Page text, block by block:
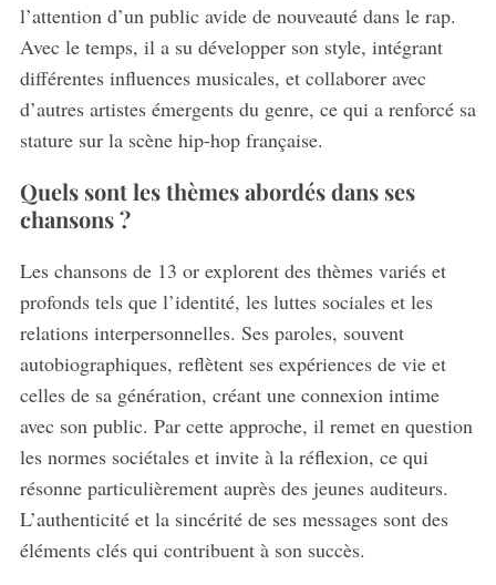
l’attention d’un public avide de nouveauté dans le rap.
Avec le temps, il a su développer son style, intégrant
différentes influences musicales, et collaborer avec
d’autres artistes émergents du genre, ce qui a renforcé sa
stature sur la scène hip-hop française.
Quels sont les thèmes abordés dans ses
chansons ?
Les chansons de 13 or explorent des thèmes variés et
profonds tels que l’identité, les luttes sociales et les
relations interpersonnelles. Ses paroles, souvent
autobiographiques, reflètent ses expériences de vie et
celles de sa génération, créant une connexion intime
avec son public. Par cette approche, il remet en question
les normes sociétales et invite à la réflexion, ce qui
résonne particulièrement auprès des jeunes auditeurs.
L’authenticité et la sincérité de ses messages sont des
éléments clés qui contribuent à son succès.